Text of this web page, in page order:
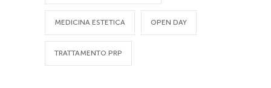
MEDICINA ESTETICA OPEN DAY
TRATTAMENTO PRP